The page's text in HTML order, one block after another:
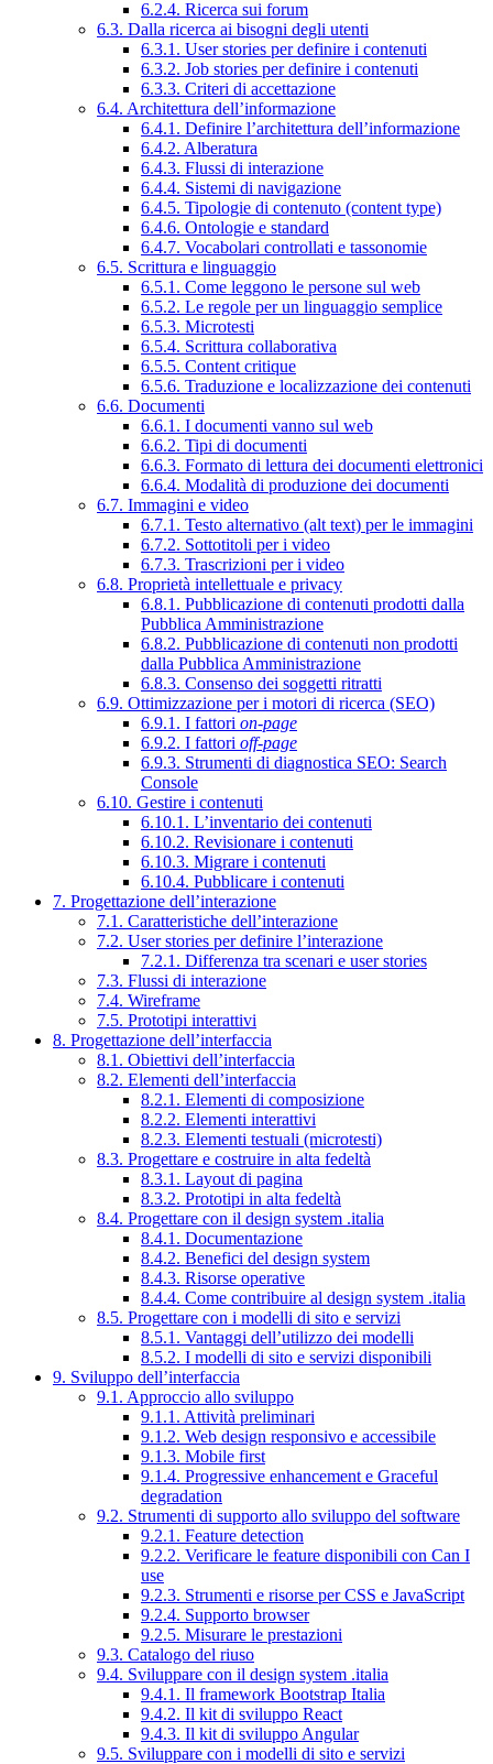
6.2.4. Ricerca sui forum
6.3. Dalla ricerca ai bisogni degli utenti
6.3.1. User stories per definire i contenuti
6.3.2. Job stories per definire i contenuti
6.3.3. Criteri di accettazione
6.4. Architettura dell’informazione
6.4.1. Definire l’architettura dell’informazione
6.4.2. Alberatura
6.4.3. Flussi di interazione
6.4.4. Sistemi di navigazione
6.4.5. Tipologie di contenuto (content type)
6.4.6. Ontologie e standard
6.4.7. Vocabolari controllati e tassonomie
6.5. Scrittura e linguaggio
6.5.1. Come leggono le persone sul web
6.5.2. Le regole per un linguaggio semplice
6.5.3. Microtesti
6.5.4. Scrittura collaborativa
6.5.5. Content critique
6.5.6. Traduzione e localizzazione dei contenuti
6.6. Documenti
6.6.1. I documenti vanno sul web
6.6.2. Tipi di documenti
6.6.3. Formato di lettura dei documenti elettronici
6.6.4. Modalità di produzione dei documenti
6.7. Immagini e video
6.7.1. Testo alternativo (alt text) per le immagini
6.7.2. Sottotitoli per i video
6.7.3. Trascrizioni per i video
6.8. Proprietà intellettuale e privacy
6.8.1. Pubblicazione di contenuti prodotti dalla
Pubblica Amministrazione
6.8.2. Pubblicazione di contenuti non prodotti
dalla Pubblica Amministrazione
6.8.3. Consenso dei soggetti ritratti
6.9. Ottimizzazione per i motori di ricerca (SEO)
6.9.1. I fattori on-page
6.9.2. I fattori off-page
6.9.3. Strumenti di diagnostica SEO: Search
Console
6.10. Gestire i contenuti
6.10.1. L’inventario dei contenuti
6.10.2. Revisionare i contenuti
6.10.3. Migrare i contenuti
6.10.4. Pubblicare i contenuti
7. Progettazione dell’interazione
7.1. Caratteristiche dell’interazione
7.2. User stories per definire l’interazione
7.2.1. Differenza tra scenari e user stories
7.3. Flussi di interazione
7.4. Wireframe
7.5. Prototipi interattivi
8. Progettazione dell’interfaccia
8.1. Obiettivi dell’interfaccia
8.2. Elementi dell’interfaccia
8.2.1. Elementi di composizione
8.2.2. Elementi interattivi
8.2.3. Elementi testuali (microtesti)
8.3. Progettare e costruire in alta fedeltà
8.3.1. Layout di pagina
8.3.2. Prototipi in alta fedeltà
8.4. Progettare con il design system .italia
8.4.1. Documentazione
8.4.2. Benefici del design system
8.4.3. Risorse operative
8.4.4. Come contribuire al design system .italia
8.5. Progettare con i modelli di sito e servizi
8.5.1. Vantaggi dell’utilizzo dei modelli
8.5.2. I modelli di sito e servizi disponibili
9. Sviluppo dell’interfaccia
9.1. Approccio allo sviluppo
9.1.1. Attività preliminari
9.1.2. Web design responsivo e accessibile
9.1.3. Mobile first
9.1.4. Progressive enhancement e Graceful
degradation
9.2. Strumenti di supporto allo sviluppo del software
9.2.1. Feature detection
9.2.2. Verificare le feature disponibili con Can I
use
9.2.3. Strumenti e risorse per CSS e JavaScript
9.2.4. Supporto browser
9.2.5. Misurare le prestazioni
9.3. Catalogo del riuso
9.4. Sviluppare con il design system .italia
9.4.1. Il framework Bootstrap Italia
9.4.2. Il kit di sviluppo React
9.4.3. Il kit di sviluppo Angular
9.5. Sviluppare con i modelli di sito e servizi